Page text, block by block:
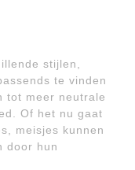
stijlen,
te vinden
tot meer neutrale
Of het nu gaat
meisjes kunnen
door hun